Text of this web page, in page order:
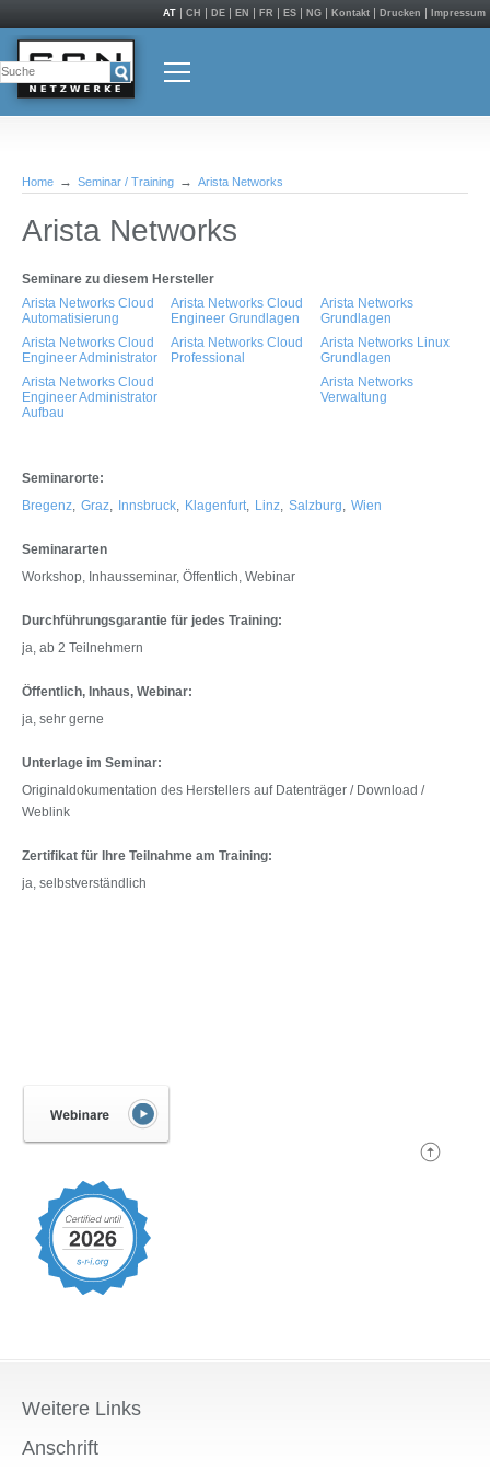
AT CH DE EN FR ES NG Kontakt Drucken Impressum
Home Seminar / Training Arista Networks
Arista Networks
Seminare zu diesem Hersteller
Arista Networks Cloud
Automatisierung
Arista Networks Cloud
Engineer Administrator
Arista Networks Cloud
Engineer Administrator
Aufbau
Arista Networks Cloud
Engineer Grundlagen
Arista Networks Cloud
Professional
Arista Networks
Grundlagen
Arista Networks Linux
Grundlagen
Arista Networks
Verwaltung
Seminarorte:
Bregenz, Graz, Innsbruck, Klagenfurt, Linz, Salzburg, Wien
Seminararten
Workshop, Inhausseminar, Öffentlich, Webinar
Durchführungsgarantie für jedes Training:
ja, ab 2 Teilnehmern
Öffentlich, Inhaus, Webinar:
ja, sehr gerne
Unterlage im Seminar:
Originaldokumentation des Herstellers auf Datenträger / Download /
Weblink
Zertifikat für Ihre Teilnahme am Training:
ja, selbstverständlich
Weitere Links
Anschrift